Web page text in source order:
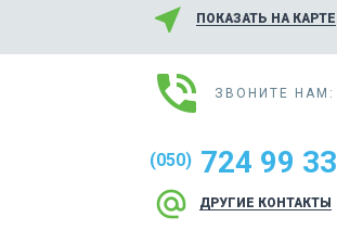
near_me ПОКАЗАТЬ НА КАРТЕ
phone_in_talk ЗВОНИТЕ НАМ:
(050) 724 99 33
alternate_email ДРУГИЕ КОНТАКТЫ